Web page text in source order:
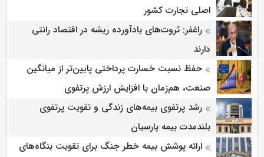
اصلی تجارت کشور
راغفر: ثروت‌های بادآورده ریشه در اقتصاد رانتی
دارند
حفظ نسبت خسارت پرداختی پایین‌تر از میانگین
صنعت، هم‌زمان با افزایش ارزش پرتفوی
رشد پرتفوی بیمه‌های زندگی و تقویت پرتفوی
بلندمدت بیمه پارسیان
ارائه پوشش بیمه خطر جنگ برای تقویت بنگاه‌های